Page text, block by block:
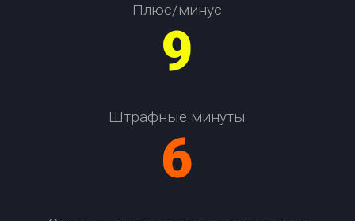
Плюс/минус
9
Штрафные минуты
6